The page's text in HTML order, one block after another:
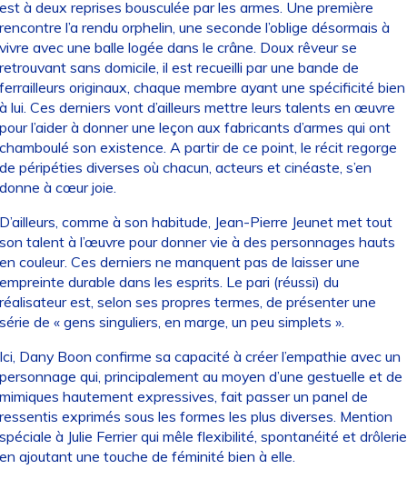
à deux reprises bousculée par les armes. Une première
l’a rendu orphelin, une seconde l’oblige désormais à
avec une balle logée dans le crâne. Doux rêveur se
sans domicile, il est recueilli par une bande de
originaux, chaque membre ayant une spécificité bien
lui. Ces derniers vont d’ailleurs mettre leurs talents en œuvre
l’aider à donner une leçon aux fabricants d’armes qui ont
son existence. A partir de ce point, le récit regorge
péripéties diverses où chacun, acteurs et cinéaste, s’en
à cœur joie.
comme à son habitude, Jean-Pierre Jeunet met tout
talent à l’œuvre pour donner vie à des personnages hauts
couleur. Ces derniers ne manquent pas de laisser une
durable dans les esprits. Le pari (réussi) du
est, selon ses propres termes, de présenter une
de « gens singuliers, en marge, un peu simplets ».
Dany Boon confirme sa capacité à créer l’empathie avec un
qui, principalement au moyen d’une gestuelle et de
hautement expressives, fait passer un panel de
exprimés sous les formes les plus diverses. Mention
à Julie Ferrier qui mêle flexibilité, spontanéité et drôlerie
ajoutant une touche de féminité bien à elle.